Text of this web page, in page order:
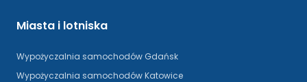
Miasta i lotniska
Wypożyczalnia samochodów Gdańsk
Wypożyczalnia samochodów Katowice